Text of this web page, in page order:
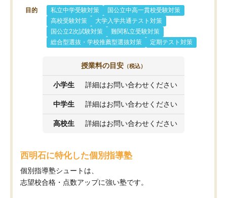
目的 私立中学受験対策
国公立中高一貫校受験対策
高校受験対策
大学入学共通テスト対策
国公立2次試験対策
難関私立受験対策
総合型選抜・学校推薦型選抜対策
定期テスト対策
授業料の目安 （税込）
小学生 詳細はお問い合わせください
中学生 詳細はお問い合わせください
高校生 詳細はお問い合わせください
西明石に特化した個別指導塾
個別指導塾シュートは、
志望校合格・点数アップに強い塾です。